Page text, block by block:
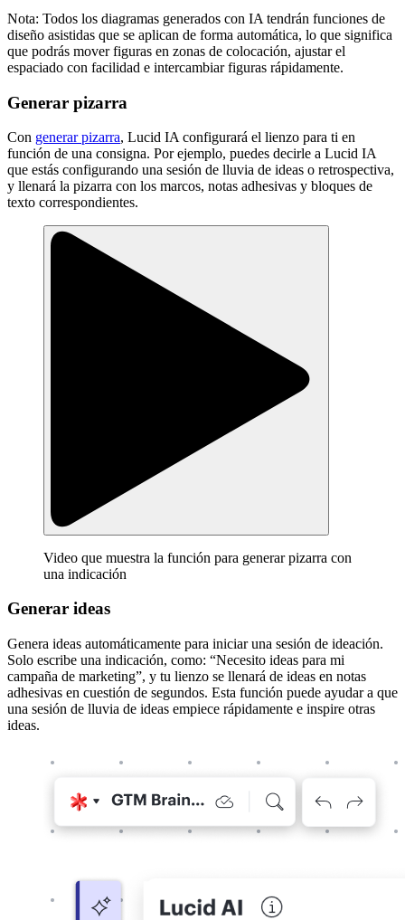
Nota: Todos los diagramas generados con IA tendrán funciones de
diseño asistidas que se aplican de forma automática, lo que significa
que podrás mover figuras en zonas de colocación, ajustar el
espaciado con facilidad e intercambiar figuras rápidamente.
Generar pizarra
Con generar pizarra, Lucid IA configurará el lienzo para ti en
función de una consigna. Por ejemplo, puedes decirle a Lucid IA
que estás configurando una sesión de lluvia de ideas o retrospectiva,
y llenará la pizarra con los marcos, notas adhesivas y bloques de
texto correspondientes.
Video que muestra la función para generar pizarra con
una indicación
Generar ideas
Genera ideas automáticamente para iniciar una sesión de ideación.
Solo escribe una indicación, como: “Necesito ideas para mi
campaña de marketing”, y tu lienzo se llenará de ideas en notas
adhesivas en cuestión de segundos. Esta función puede ayudar a que
una sesión de lluvia de ideas empiece rápidamente e inspire otras
ideas.